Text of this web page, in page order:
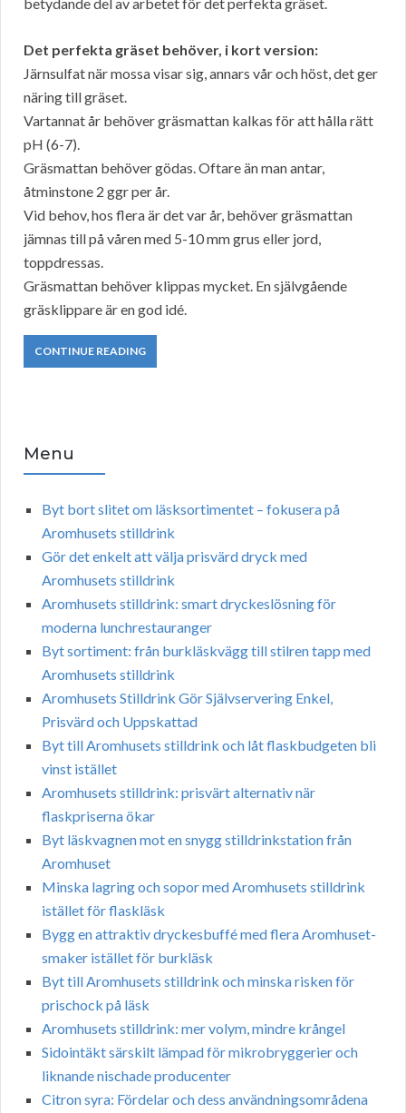
Det perfekta gräset behöver, i kort version:
Järnsulfat när mossa visar sig, annars vår och höst, det ger
näring till gräset.
Vartannat år behöver gräsmattan kalkas för att hålla rätt
pH (6-7).
Gräsmattan behöver gödas. Oftare än man antar,
åtminstone 2 ggr per år.
Vid behov, hos flera är det var år, behöver gräsmattan
jämnas till på våren med 5-10 mm grus eller jord,
toppdressas.
Gräsmattan behöver klippas mycket. En självgående
gräsklippare är en god idé.
CONTINUE READING
Menu
Byt bort slitet om läsksortimentet – fokusera på
Aromhusets stilldrink
Gör det enkelt att välja prisvärd dryck med
Aromhusets stilldrink
Aromhusets stilldrink: smart dryckeslösning för
moderna lunchrestauranger
Byt sortiment: från burkläskvägg till stilren tapp med
Aromhusets stilldrink
Aromhusets Stilldrink Gör Självservering Enkel,
Prisvärd och Uppskattad
Byt till Aromhusets stilldrink och låt flaskbudgeten bli
vinst istället
Aromhusets stilldrink: prisvärt alternativ när
flaskpriserna ökar
Byt läskvagnen mot en snygg stilldrinkstation från
Aromhuset
Minska lagring och sopor med Aromhusets stilldrink
istället för flaskläsk
Bygg en attraktiv dryckesbuffé med flera Aromhuset-
smaker istället för burkläsk
Byt till Aromhusets stilldrink och minska risken för
prischock på läsk
Aromhusets stilldrink: mer volym, mindre krångel
Sidointäkt särskilt lämpad för mikrobryggerier och
liknande nischade producenter
Citron syra: Fördelar och dess användningsområdena